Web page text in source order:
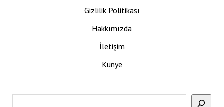
Gizlilik Politikası
Hakkımızda
İletişim
Künye